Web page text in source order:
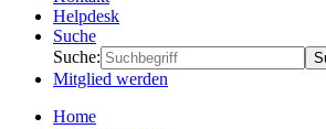
Helpdesk
Suche
Suche:
Mitglied werden
Home